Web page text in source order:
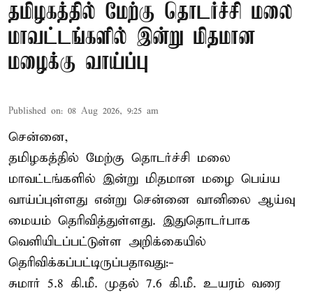
தமிழகத்தில் மேற்கு தொடர்ச்சி மலை
மாவட்டங்களில் இன்று மிதமான
மழைக்கு வாய்ப்பு
Published on: 08 Aug 2026, 9:25 am
சென்னை,
தமிழகத்தில் மேற்கு தொடர்ச்சி மலை
மாவட்டங்களில் இன்று மிதமான மழை பெய்ய
வாய்ப்புள்ளது என்று சென்னை வானிலை ஆய்வு
மையம் தெரிவித்துள்ளது. இதுதொடர்பாக
வெளியிடப்பட்டுள்ள அறிக்கையில்
தெரிவிக்கப்பட்டிருப்பதாவது:-
சுமார் 5.8 கி.மீ. முதல் 7.6 கி.மீ. உயரம் வரை